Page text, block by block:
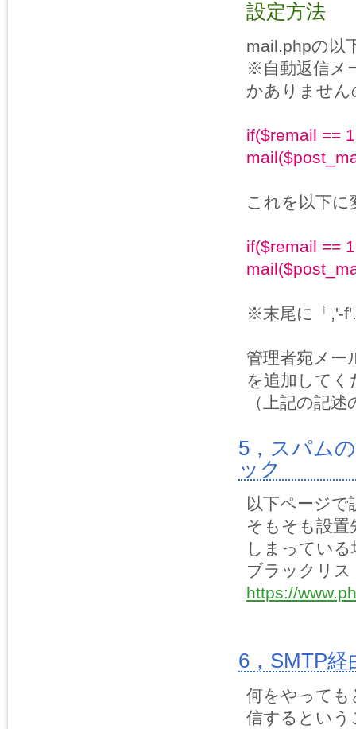
設定方法
mail.phpの以
※自動返信メ
かありませ
if($remail ==
これを以下
if($remail ==
※末尾に「,'-
管理者宛メー
を追加してく
（上記の記
5，スパム
ック
以下ページ
そもそも設
しまってい
ブラックリ
https://
6，SMTP
何をやっても
信するという